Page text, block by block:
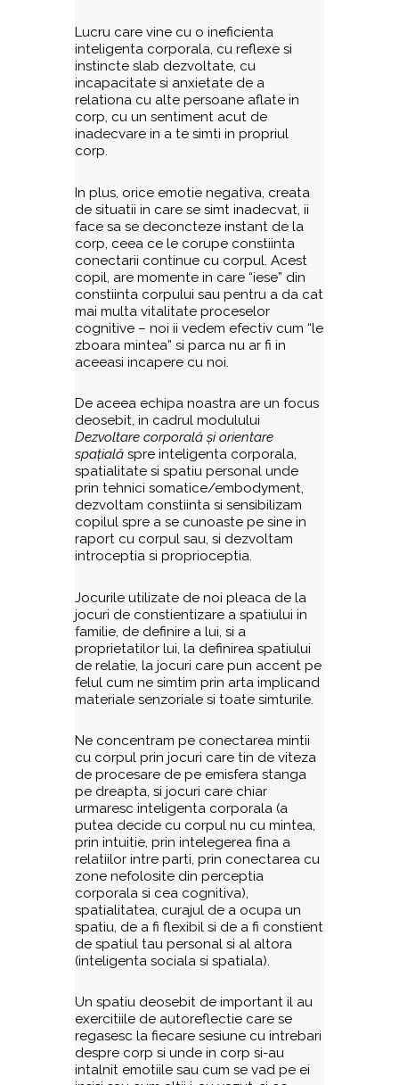
Lucru care vine cu o ineficienta
inteligenta corporala, cu reflexe si
instincte slab dezvoltate, cu
incapacitate si anxietate de a
relationa cu alte persoane aflate in
corp, cu un sentiment acut de
inadecvare in a te simti in propriul
corp.
In plus, orice emotie negativa, creata
de situatii in care se simt inadecvat, ii
face sa se deconcteze instant de la
corp, ceea ce le corupe constiinta
conectarii continue cu corpul. Acest
copil, are momente in care “iese” din
constiinta corpului sau pentru a da cat
mai multa vitalitate proceselor
cognitive – noi ii vedem efectiv cum “le
zboara mintea” si parca nu ar fi in
aceeasi incapere cu noi.
De aceea echipa noastra are un focus
deosebit, in cadrul modulului
Dezvoltare corporală și orientare
spațială spre inteligenta corporala,
spatialitate si spatiu personal unde
prin tehnici somatice/embodyment,
dezvoltam constiinta si sensibilizam
copilul spre a se cunoaste pe sine in
raport cu corpul sau, si dezvoltam
introceptia si proprioceptia.
Jocurile utilizate de noi pleaca de la
jocuri de constientizare a spatiului in
familie, de definire a lui, si a
proprietatilor lui, la definirea spatiului
de relatie, la jocuri care pun accent pe
felul cum ne simtim prin arta implicand
materiale senzoriale si toate simturile.
Ne concentram pe conectarea mintii
cu corpul prin jocuri care tin de viteza
de procesare de pe emisfera stanga
pe dreapta, si jocuri care chiar
urmaresc inteligenta corporala (a
putea decide cu corpul nu cu mintea,
prin intuitie, prin intelegerea fina a
relatiilor intre parti, prin conectarea cu
zone nefolosite din perceptia
corporala si cea cognitiva),
spatialitatea, curajul de a ocupa un
spatiu, de a fi flexibil si de a fi constient
de spatiul tau personal si al altora
(inteligenta sociala si spatiala).
Un spatiu deosebit de important il au
exercitiile de autoreflectie care se
regasesc la fiecare sesiune cu intrebari
despre corp si unde in corp si-au
intalnit emotiile sau cum se vad pe ei